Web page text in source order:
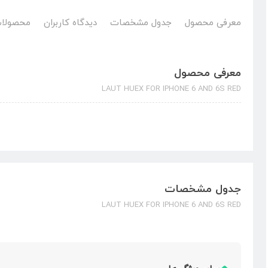
معرفی محصول جدول مشخصات دیدگاه کاربران
معرفی محصول
LAUT HUEX FOR IPHONE 6 AND 6S RED
جدول مشخصات
LAUT HUEX FOR IPHONE 6 AND 6S RED